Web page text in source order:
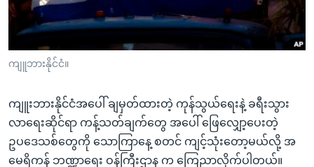
စာမျက်နှာ
သို့
ကြည့်
ရှာဖွေ
ရန်
နေရာ
သို့
ဗွီအိုအေ လူမှုကွန်ယက်များ
ဘာသာစကားများ
ကျူဘားနိုင်ငံ။
ကျူးဘားနိုင်ငံအပေါ် ချမှတ်ထားတဲ့ ကုန်သွယ်ရေးနဲ့ ခရီးသွား
လာရေးဆိုင်ရာ ကန့်သတ်ချက်တွေ အပေါ် ဖြေလျှော့ပေးတဲ့
ဥပဒေသစ်တွေကို သောကြာနေ့ စတင် ကျင့်သုံးတော့မယ်လို့ အ
မေရိကန် ဘဏ္ဍာရေး ဝန်ကြီးဌာန က ကြေညာလိုက်ပါတယ်။